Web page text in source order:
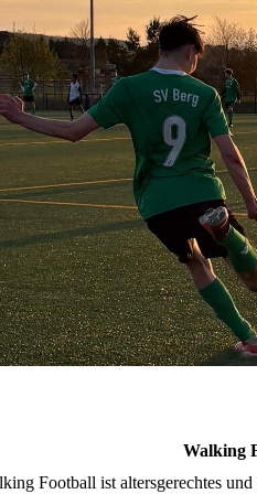
Walking
Football ist altersgerechtes